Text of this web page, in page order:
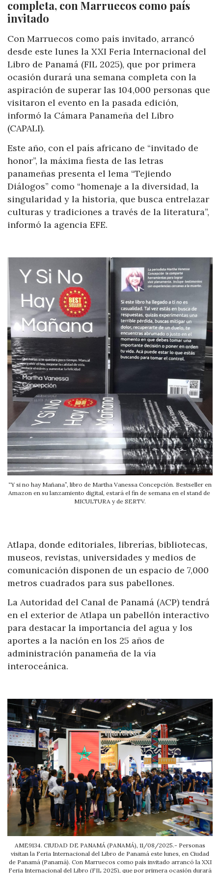
completa, con Marruecos como país
invitado
Con Marruecos como país invitado, arrancó
desde este lunes la XXI Feria Internacional del
Libro de Panamá (FIL 2025), que por primera
ocasión durará una semana completa con la
aspiración de superar las 104,000 personas que
visitaron el evento en la pasada edición,
informó la Cámara Panameña del Libro
(CAPALI).
Este año, con el país africano de “invitado de
honor”, la máxima fiesta de las letras
panameñas presenta el lema “Tejiendo
Diálogos” como “homenaje a la diversidad, la
singularidad y la historia, que busca entrelazar
culturas y tradiciones a través de la literatura”,
informó la agencia EFE.
“Y si no hay Mañana”, libro de Martha Vanessa Concepción. Bestseller en
Amazon en su lanzamiento digital, estará el fin de semana en el stand de
MICULTURA y de SERTV.
Atlapa, donde editoriales, librerías, bibliotecas,
museos, revistas, universidades y medios de
comunicación disponen de un espacio de 7,000
metros cuadrados para sus pabellones.
La Autoridad del Canal de Panamá (ACP) tendrá
en el exterior de Atlapa un pabellón interactivo
para destacar la importancia del agua y los
aportes a la nación en los 25 años de
administración panameña de la vía
interoceánica.
AME9134. CIUDAD DE PANAMÁ (PANAMÁ), 11/08/2025.- Personas
visitan la Feria Internacional del Libro de Panamá este lunes, en Ciudad
de Panamá (Panamá). Con Marruecos como país invitado arrancó la XXI
Feria Internacional del Libro (FIL 2025), que por primera ocasión durará